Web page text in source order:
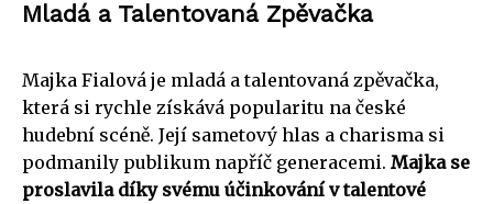
Mladá a Talentovaná Zpěvačka
Majka Fialová je mladá a talentovaná zpěvačka,
která si rychle získává popularitu na české
hudební scéně. Její sametový hlas a charisma si
podmanily publikum napříč generacemi. Majka se
proslavila díky svému účinkování v talentové